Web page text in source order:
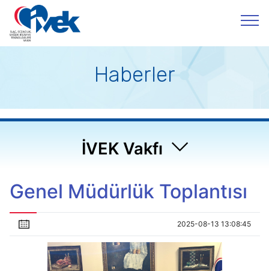
Haberler
İVEK Vakfı
Genel Müdürlük Toplantısı
2025-08-13 13:08:45